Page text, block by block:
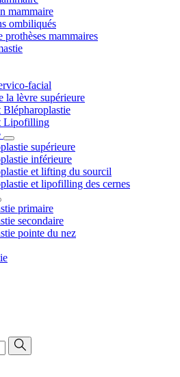
mammaire
ombiliqués
prothèses mammaires
facial
la lèvre supérieure
Lipofilling
supérieure
inférieure
et lifting du sourcil
et lipofilling des cernes
primaire
secondaire
pointe du nez